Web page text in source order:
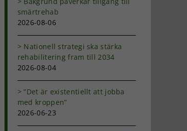
smärtrehab
2026-08-06
Nationell strategi ska stärka
rehabilitering fram till 2034
2026-08-04
”Det är existentiellt att jobba
med kroppen”
2026-06-23